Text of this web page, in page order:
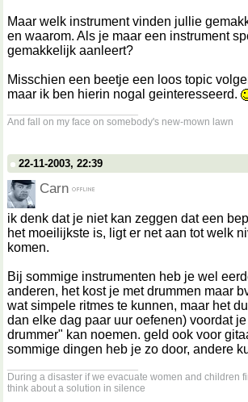
Maar welk instrument vinden jullie
en waarom. Als je maar een instrument
gemakkelijk aanleert?
Misschien een beetje een loos topic
maar ik ben hierin nogal geinteresseerd.
And fall on my face on somebody's new-mown lawn
22-11-2003, 22:39
Carn
ik denk dat je niet kan zeggen dat een
het moeilijkste is, ligt er net aan tot welk
komen.
Bij sommige instrumenten heb je wel
anderen, het kost je met drummen maar
wat simpele ritmes te kunnen, maar het
dan elke dag paar uur oefenen) voordat
drummer" kan noemen. geld ook voor
sommige dingen heb je zo door, andere
During a disaster if we evacuate women and children
think about a solution in silence